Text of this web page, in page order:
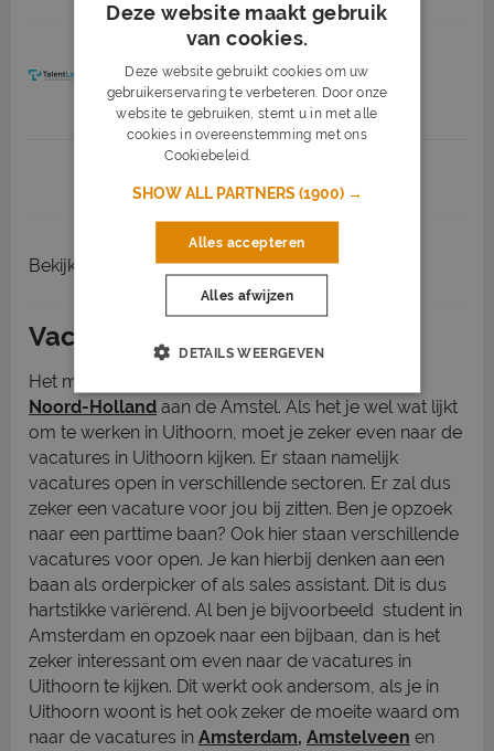
TalentLead Diemen (15 km)
Bekijk recent gesloten vacatures
Vacatures in Uithoorn
Het mooie plaatsje Uithoorn ligt in de
Noord-Holland aan de Amstel. Als het je wel wat lijkt
om te werken in Uithoorn, moet je zeker even naar de
vacatures in Uithoorn kijken. Er staan namelijk
vacatures open in verschillende sectoren. Er zal dus
zeker een vacature voor jou bij zitten. Ben je opzoek
naar een parttime baan? Ook hier staan verschillende
vacatures voor open. Je kan hierbij denken aan een
baan als orderpicker of als sales assistant. Dit is dus
hartstikke variërend. Al ben je bijvoorbeeld student in
Amsterdam en opzoek naar een bijbaan, dan is het
zeker interessant om even naar de vacatures in
Uithoorn te kijken. Dit werkt ook andersom, als je in
Uithoorn woont is het ook zeker de moeite waard om
naar de vacatures in Amsterdam, Amstelveen en
Deze website maakt gebruik
van cookies.
Deze website gebruikt cookies om uw
gebruikerservaring te verbeteren. Door onze
website te gebruiken, stemt u in met alle
cookies in overeenstemming met ons
Cookiebeleid.
SHOW ALL PARTNERS(1900) →
Alles accepteren
Alles afwijzen
DETAILS WEERGEVEN